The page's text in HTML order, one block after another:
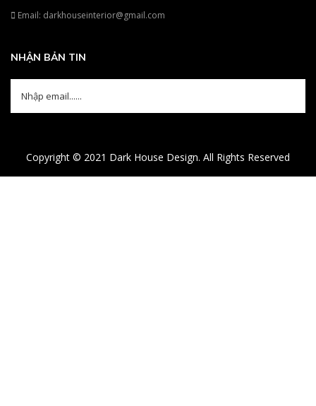
Email: darkhouseinterior@gmail.com
NHẬN BẢN TIN
Copyright © 2021 Dark House Design. All Rights Reserved